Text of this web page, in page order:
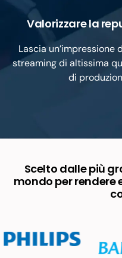
Valorizzare la
Lascia un’impressione
streaming di altissima
di
Scelto dalle più
mondo per rendere